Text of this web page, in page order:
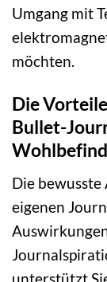
Umgang mit
möchten.
Die
Bullet-
Die
eigenen